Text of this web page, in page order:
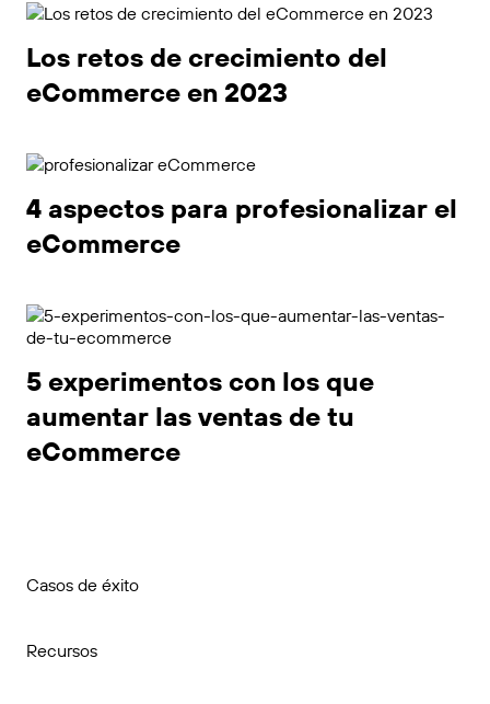
Los retos de crecimiento del
eCommerce en 2023
4 aspectos para profesionalizar el
eCommerce
5 experimentos con los que
aumentar las ventas de tu
eCommerce￼
Casos de éxito
Recursos